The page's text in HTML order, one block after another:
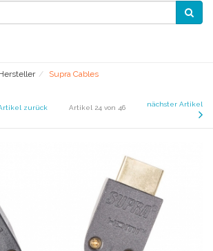
Supra Cables
zurück Artikel 24 von 46 nächster Artikel